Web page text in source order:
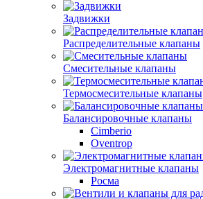
Задвижки
Распределительные клапаны
Cмесительные клапаны
Термосмесительные клапаны
Балансировочные клапаны
Cimberio
Oventrop
Электромагнитные клапаны
Росма